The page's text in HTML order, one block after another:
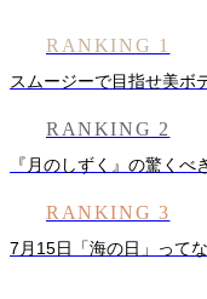
RANKING 1
スムージーで目指せ美ボ
RANKING 2
『月のしずく』の驚くべ
RANKING 3
7月15日「海の日」ってな